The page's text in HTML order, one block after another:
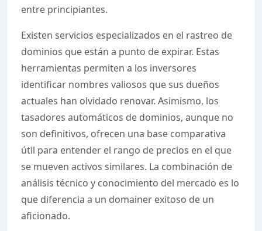
entre principiantes.
Existen servicios especializados en el rastreo de
dominios que están a punto de expirar. Estas
herramientas permiten a los inversores
identificar nombres valiosos que sus dueños
actuales han olvidado renovar. Asimismo, los
tasadores automáticos de dominios, aunque no
son definitivos, ofrecen una base comparativa
útil para entender el rango de precios en el que
se mueven activos similares. La combinación de
análisis técnico y conocimiento del mercado es lo
que diferencia a un domainer exitoso de un
aficionado.